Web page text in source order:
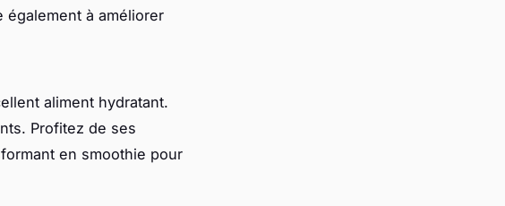
également à améliorer
aliment hydratant.
Profitez de ses
en smoothie pour